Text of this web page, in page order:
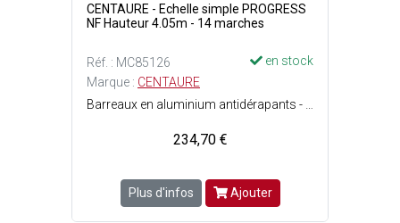
CENTAURE - Echelle simple PROGRESS
NF Hauteur 4.05m - 14 marches
Réf. : MC85126
en stock
Marque : CENTAURE
234,70 €
Plus d'infos Ajouter